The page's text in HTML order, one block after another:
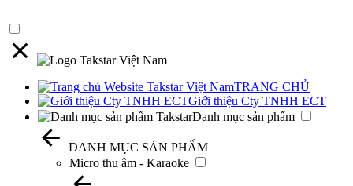
TRANG CHỦ
Giới thiệu Cty TNHH ECT
Danh mục sản phẩm
DANH MỤC SẢN PHẨM
Micro thu âm - Karaoke